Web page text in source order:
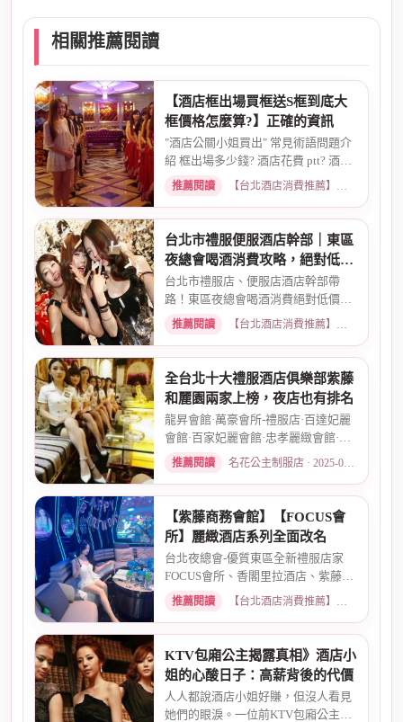
相關推薦閱讀
【酒店框出場買框送S框到底大
框價格怎麼算?】正確的資訊
"酒店公關小姐買出" 常見術語問題介
紹 框出場多少錢? 酒店花費 ptt? 酒店
帶出場價錢? 酒店帳單pt...
推薦閱讀 【台北酒店消費推薦】各大商務酒店、夜總會試算 · 2026-03-14
台北市禮服便服酒店幹部｜東區
夜總會喝酒消費攻略，絕對低價
優惠
台北市禮服店、便服店酒店幹部帶
路！東區夜總會喝酒消費絕對低價優
惠。專業幹部安排，包廂費、小...
推薦閱讀 【台北酒店消費推薦】各大商務酒店、夜總會試算 · 2026-03-15
全台北十大禮服酒店俱樂部紫藤
和麗園兩家上榜，夜店也有排名
龍昇會館·萬豪會所-禮服店·百達妃麗
會館·百家妃麗會館·忠孝麗緻會館·敦
南麗緻會館·金荷會...
推薦閱讀 名花公主制服店 · 2025-02-01
【紫藤商務會館】【FOCUS會
所】麗緻酒店系列全面改名
台北夜總會-優質東區全新禮服店家
FOCUS會所、香閣里拉酒店、紫藤名
店、酒店幹部就是為了給你更好...
推薦閱讀 【台北酒店消費推薦】各大商務酒店、夜總會試算 · 2026-03-30
KTV包廂公主揭露真相》酒店小
姐的心酸日子：高薪背後的代價
人人都說酒店小姐好賺，但沒人看見
她們的眼淚。一位前KTV包廂公主首